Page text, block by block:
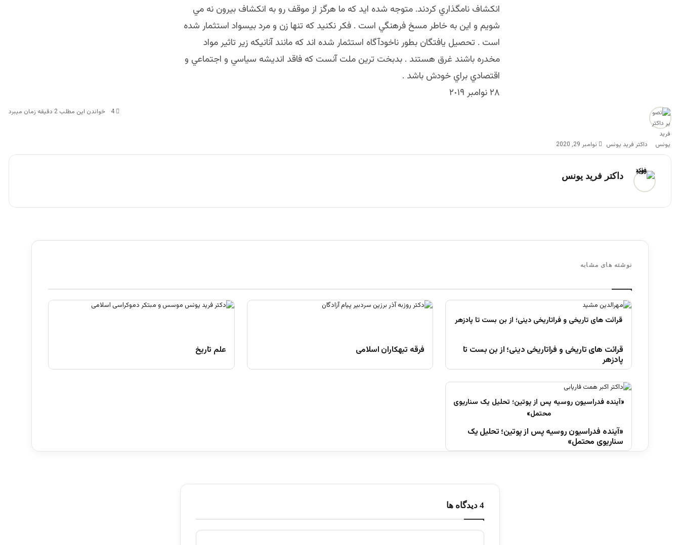
انكشاف نامگذاري كردند. متوجه شده ايد كه ما هرگز از موقف رو به انكشاف بيرون نه مي
شويم و اين به خاطر مسخ فرهنگي است . فكر نكنيد كه تنها زن و مرد بيسواد استثمار شده
است . تحصيل يافتگان بطور ناخودآگاه استثمار شده اند كه مانند آنانيكه زير تاثير مواد
مخدره باشند غرق هستند . بدبخت ترين ملت آنست كه فاقد انديشه سياسي و اجتماعي و
اقتصادي براي خودش باشد .
٢٨ نوامبر ٢٠١٩
داکتر فرید یونس نوامبر 29, 2020
4 خواندن این مطلب 2 دقیقه زمان میبرد
داکتر فرید یونس
نوشته های مشابه
قرائت های تاریخی و فراتاریخی دینی؛ از بن بست تا
پادزهر
فرقه تبهکاران اسلامی علم تاریخ
«آینده فدراسیون روسیه پس از پوتین؛ تحلیل یک
سناریوی محتمل»
‫4 دیدگاه ها